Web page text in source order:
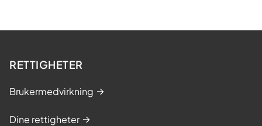
RETTIGHETER
Brukermedvirkning
Dine rettigheter